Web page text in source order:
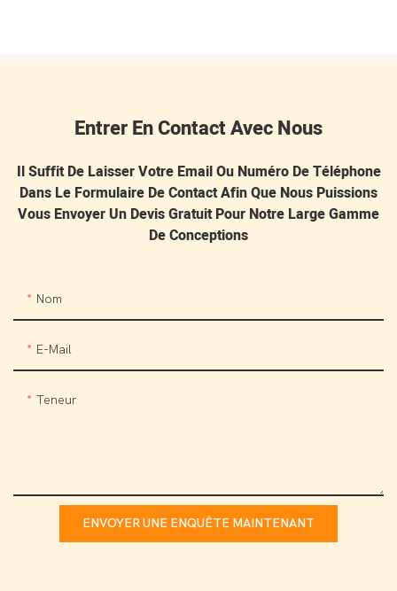
Entrer En Contact Avec Nous
Il Suffit De Laisser Votre Email Ou Numéro De Téléphone
Dans Le Formulaire De Contact Afin Que Nous Puissions
Vous Envoyer Un Devis Gratuit Pour Notre Large Gamme
De Conceptions
Nom
E-Mail
Teneur
ENVOYER UNE ENQUÊTE MAINTENANT